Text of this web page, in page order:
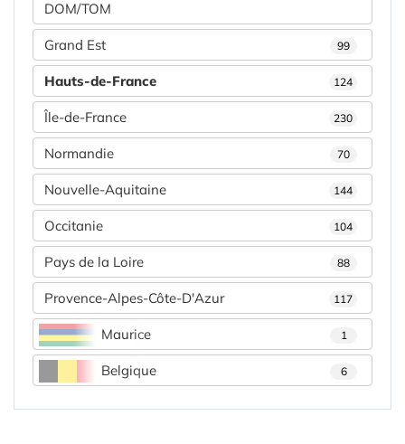
DOM/TOM
Grand Est 99
Hauts-de-France 124
Île-de-France 230
Normandie 70
Nouvelle-Aquitaine 144
Occitanie 104
Pays de la Loire 88
Provence-Alpes-Côte-D'Azur 117
Maurice 1
Belgique 6